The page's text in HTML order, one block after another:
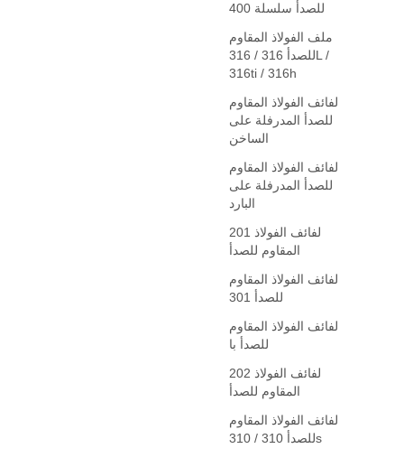
للصدأ سلسلة 400
ملف الفولاذ المقاوم
للصدأ 316 / 316L /
316ti / 316h
لفائف الفولاذ المقاوم
للصدأ المدرفلة على
الساخن
لفائف الفولاذ المقاوم
للصدأ المدرفلة على
البارد
201 لفائف الفولاذ
المقاوم للصدأ
لفائف الفولاذ المقاوم
للصدأ 301
لفائف الفولاذ المقاوم
للصدأ با
202 لفائف الفولاذ
المقاوم للصدأ
لفائف الفولاذ المقاوم
للصدأ 310 / 310s